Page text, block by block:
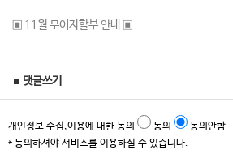
▣ 11월 무이자할부 안내 ▣
댓글쓰기
개인정보 수집,이용에 대한 동의 동의 동의안함
* 동의하셔야 서비스를 이용하실 수 있습니다.